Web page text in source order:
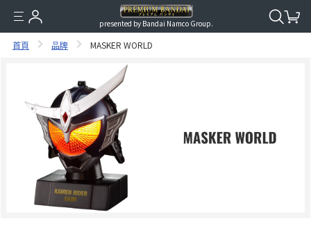
presented by Bandai Namco Group.
首頁 品牌 MASKER WORLD